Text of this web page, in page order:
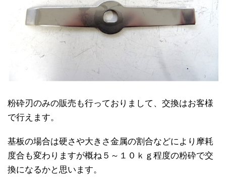
粉砕刃のみの販売も行っておりまして、交換はお客様
で行えます。
基板の場合は硬さや大きさ金属の割合などにより摩耗
度合も変わりますが概ね５～１０ｋｇ程度の粉砕で交
換になるかと思います。